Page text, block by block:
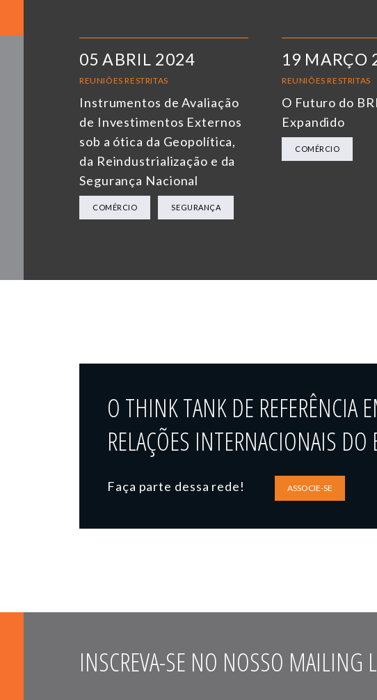
05 ABRIL 2024
REUNIÕES RESTRITAS
Instrumentos de Avaliação
de Investimentos Externos
sob a ótica da Geopolítica,
da Reindustrialização e da
Segurança Nacional
COMÉRCIO SEGURANÇA
19 MARÇO
REUNIÕES RESTRITAS
O Futuro do
Expandido
COMÉRCIO
O THINK TANK DE REFERÊNCIA
RELAÇÕES INTERNACIONAIS DO
Faça parte dessa rede! ASSOCIE-SE
INSCREVA-SE NO NOSSO MAILING